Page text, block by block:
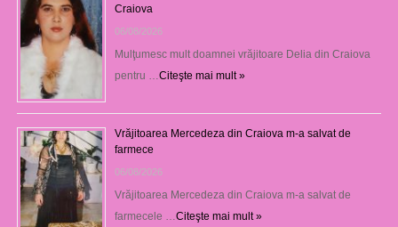
Craiova
06/08/2026
Mulţumesc mult doamnei vrăjitoare Delia din Craiova
pentru … Citeşte mai mult »
Vrăjitoarea Mercedeza din Craiova m-a salvat de
farmece
06/08/2026
Vrăjitoarea Mercedeza din Craiova m-a salvat de
farmecele … Citeşte mai mult »